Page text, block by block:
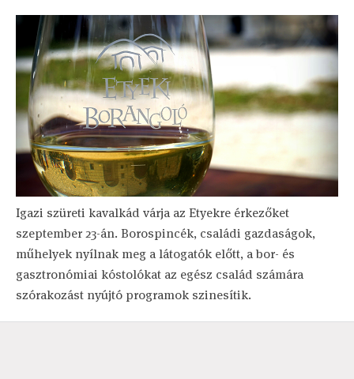
Igazi szüreti kavalkád várja az Etyekre érkezőket
szeptember 23-án. Borospincék, családi gazdaságok,
műhelyek nyílnak meg a látogatók előtt, a bor- és
gasztronómiai kóstolókat az egész család számára
szórakozást nyújtó programok szinesítik.